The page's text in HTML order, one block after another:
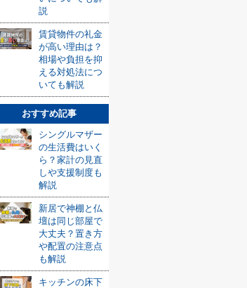
説
賃貸物件の礼金
が高い理由は？
相場や負担を抑
える対処法につ
いても解説
おすすめ記事
シングルマザー
の生活費はいく
ら？家計の見直
しや支援制度も
解説
新居で神棚と仏
壇は同じ部屋で
大丈夫？置き方
や配置の注意点
も解説
キッチンの床下